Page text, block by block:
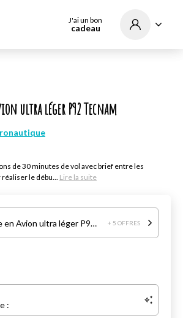
J'ai un bon
cadeau
ultra léger P92 Tecnam
de 30 minutes de vol avec brief entre les
le débu... Lire la suite
Initiation au pilotage en Avion ultra léger P92 Tecnam + 5 OFFRES
: